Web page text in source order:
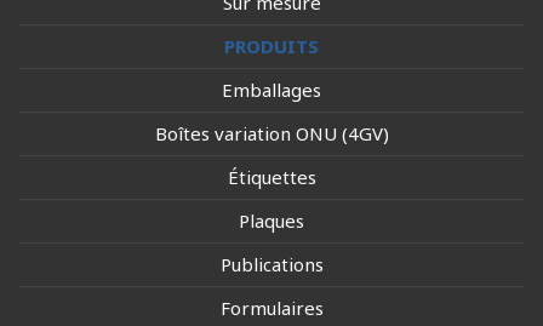
PRODUITS
Emballages
Boîtes variation ONU (4GV)
Étiquettes
Plaques
Publications
Formulaires